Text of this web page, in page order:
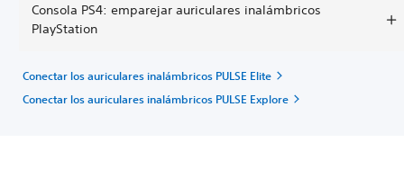
Consola PS4: emparejar auriculares inalámbricos
PlayStation
Conectar los auriculares inalámbricos PULSE Elite
Conectar los auriculares inalámbricos PULSE Explore